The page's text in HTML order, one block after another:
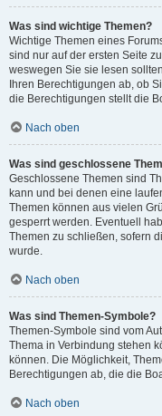
Was sind wichtige Themen?
Wichtige Themen eines
sind nur auf der ersten Seite
weswegen Sie sie lesen
Ihren Berechtigungen ab, ob
die Berechtigungen stellt die
Nach oben
Was sind geschlossene
Geschlossene Themen sind
kann und bei denen eine
Themen können aus vielen
gesperrt werden. Eventuell
Themen zu schließen, sofern
wurde.
Nach oben
Was sind Themen-Symbole?
Themen-Symbole sind vom
Thema in Verbindung stehen
können. Die Möglichkeit,
Berechtigungen ab, die die
Nach oben